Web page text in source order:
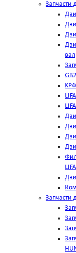
Запчасти
вал
Запчасти